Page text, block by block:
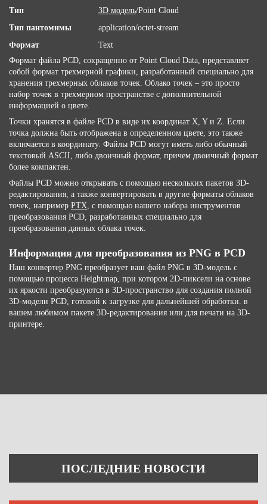
Тип 3D модель/Point Cloud
Тип пантомимы
application/octet-stream
Формат
Text
Формат файла PCD, сокращенно от Point Cloud Data, представляет
собой формат трехмерной графики, разработанный специально для
хранения трехмерных облаков точек. Облако точек – это просто
набор точек в трехмерном пространстве с дополнительной
информацией о цвете.
Точки хранятся в файле PCD в виде их координат X, Y и Z. Если
точка должна быть отображена в определенном цвете, это также
включается в координату. Файлы PCD могут иметь либо обычный
текстовый ASCII, либо двоичный формат, причем двоичный формат
более компактен.
Файлы PCD можно открывать с помощью нескольких пакетов 3D-
редактирования, а также конвертировать в другие форматы облаков
точек, например PTX, с помощью нашего набора инструментов
преобразования PCD, разработанных специально для
преобразования данных облака точек.
Информация для преобразования из PNG в PCD
Наш конвертер PNG преобразует ваш файл PNG в 3D-модель с
помощью процесса Heightmap, при котором 2D-пиксели на основе
их яркости преобразуются в 3D-пространство для создания полной
3D-модели PCD, готовой к загрузке для дальнейшей обработки. в
вашем любимом пакете 3D-редактирования или для печати на 3D-
принтере.
ПОСЛЕДНИЕ НОВОСТИ